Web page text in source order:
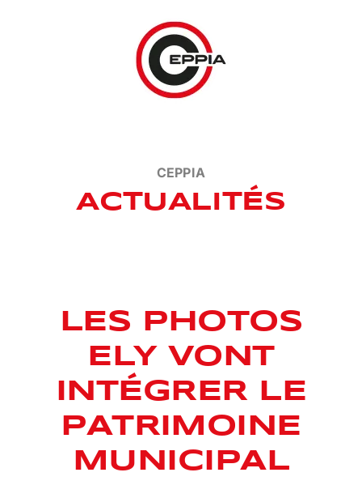
CEPPIA
ACTUALITÉS
LES PHOTOS
ELY VONT
INTÉGRER LE
PATRIMOINE
MUNICIPAL